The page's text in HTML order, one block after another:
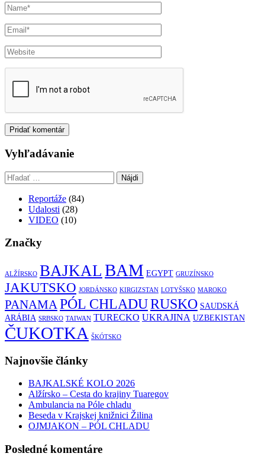
Vyhľadávanie
Hľadať:
Reportáže (84)
Udalosti (28)
VIDEO (10)
Značky
ALŽÍRSKO BAJKAL BAM EGYPT GRUZÍNSKO
JAKUTSKO JORDÁNSKO KIRGIZSTAN LOTYŠSKO MAROKO
PANAMAPÓL CHLADURUSKO SAUDSKÁ
ARÁBIA SRBSKO TAIWAN TURECKO UKRAJINA UZBEKISTAN
ČUKOTKA ŠKÓTSKO
Najnovšie články
BAJKALSKÉ KOLO 2026
Alžírsko – Cesta do krajiny Tuaregov
Ambulancia na Póle chladu
Beseda v Krajskej knižnici Žilina
OJMJAKON – PÓL CHLADU
Posledné komentáre